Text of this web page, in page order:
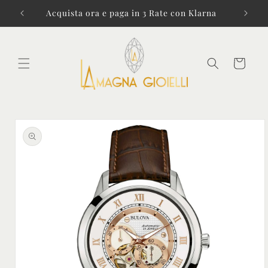
direttamente
ai contenuti
€ 99! Acquista ora e paga in 3 Rate con Klarna
Carrello
Passa alle
informazioni
sul prodotto